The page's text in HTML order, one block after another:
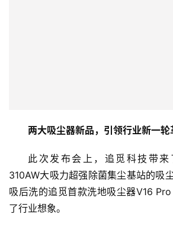
两大吸尘器新品，引领行业新一轮
此次发布会上，追觅科技带
310AW大吸力超强除菌集尘基站的吸
吸后洗的追觅首款洗地吸尘器V16
了行业想象。